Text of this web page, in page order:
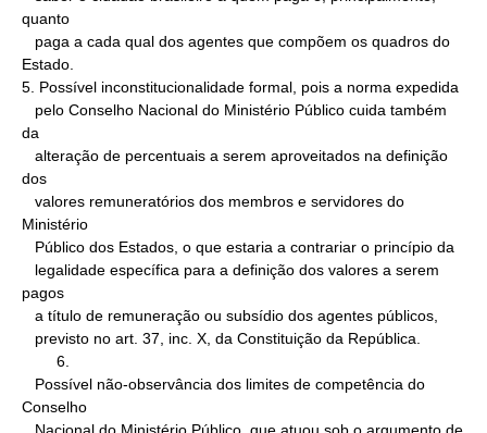
quanto
Estado.
5. Possível inconstitucionalidade formal, pois a norma expedida
da
dos
Ministério
pagos
Conselho